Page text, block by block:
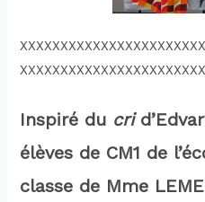
Inspiré du cri
élèves de CM1 de
classe de Mme